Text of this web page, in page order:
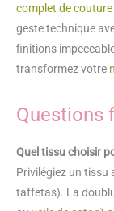
complet de couture
geste technique
finitions
transformez votre
Questions
Quel tissu choisir
Privilégiez un tissu
taffetas). La